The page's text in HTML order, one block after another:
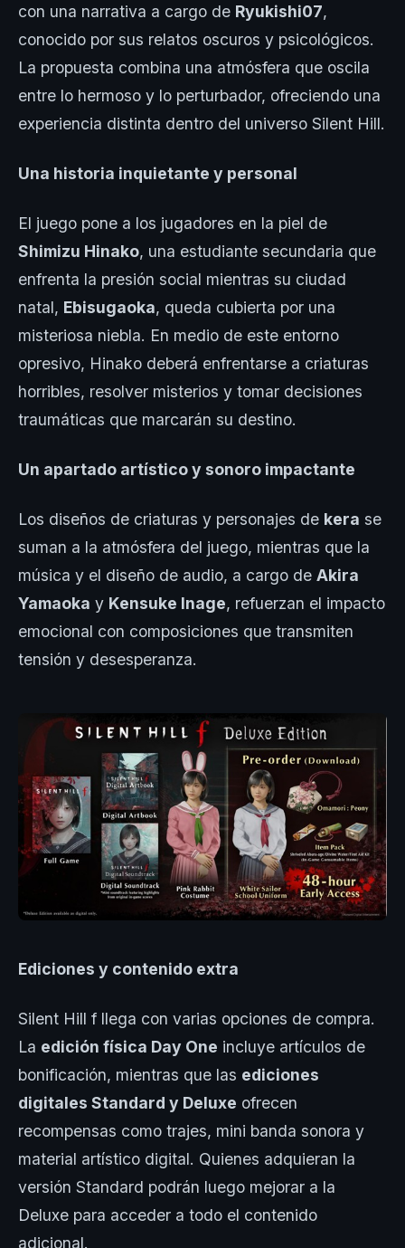
con una narrativa a cargo de Ryukishi07,
conocido por sus relatos oscuros y psicológicos.
La propuesta combina una atmósfera que oscila
entre lo hermoso y lo perturbador, ofreciendo una
experiencia distinta dentro del universo Silent Hill.
Una historia inquietante y personal
El juego pone a los jugadores en la piel de
Shimizu Hinako, una estudiante secundaria que
enfrenta la presión social mientras su ciudad
natal, Ebisugaoka, queda cubierta por una
misteriosa niebla. En medio de este entorno
opresivo, Hinako deberá enfrentarse a criaturas
horribles, resolver misterios y tomar decisiones
traumáticas que marcarán su destino.
Un apartado artístico y sonoro impactante
Los diseños de criaturas y personajes de kera se
suman a la atmósfera del juego, mientras que la
música y el diseño de audio, a cargo de Akira
Yamaoka y Kensuke Inage, refuerzan el impacto
emocional con composiciones que transmiten
tensión y desesperanza.
Ediciones y contenido extra
Silent Hill f llega con varias opciones de compra.
La edición física Day One incluye artículos de
bonificación, mientras que las ediciones
digitales Standard y Deluxe ofrecen
recompensas como trajes, mini banda sonora y
material artístico digital. Quienes adquieran la
versión Standard podrán luego mejorar a la
Deluxe para acceder a todo el contenido
adicional.